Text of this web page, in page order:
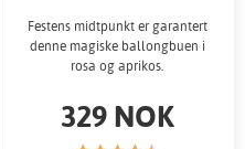
Festens midtpunkt er garantert
denne magiske ballongbuen i
rosa og aprikos.
329 NOK